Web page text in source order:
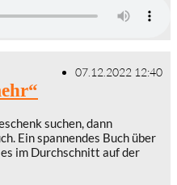
07.12.2022 12:40
suchen, dann
Ein spannendes Buch über
im Durchschnitt auf der